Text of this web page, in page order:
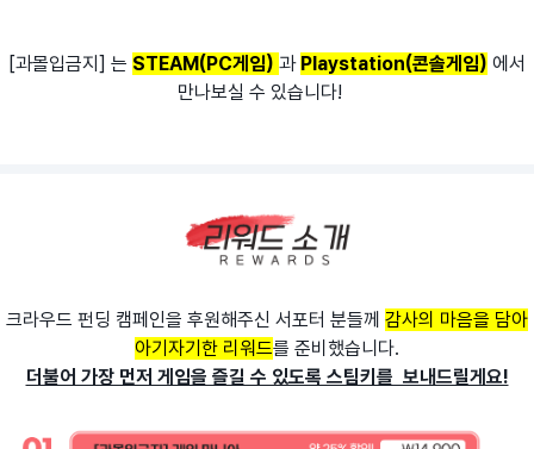
[과몰입금지] 는 STEAM(PC게임) 과 Playstation(콘솔게임) 에서
만나보실 수 있습니다!
크라우드 펀딩 캠페인을 후원해주신 서포터 분들께 감사의 마음을 담아
아기자기한 리워드를 준비했습니다.
더불어 가장 먼저 게임을 즐길 수 있도록 스팀키를 보내드릴게요!